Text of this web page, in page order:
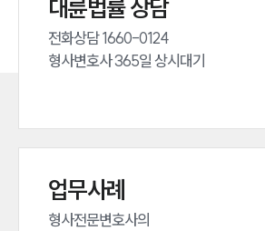
대륜법률 상담
전화상담 1660-0124
형사변호사 365일 상시대기
업무사례
형사전문변호사의